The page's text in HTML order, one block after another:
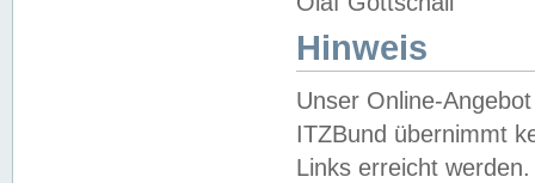
Hinweis
Unser Online-
ITZBund übernimmt
Links erreicht